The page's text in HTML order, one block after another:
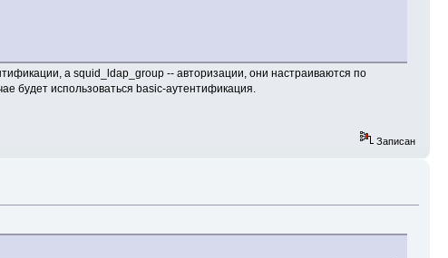
а squid_ldap_group -- авторизации, они настраиваются по
будет использоваться basic-аутентификация.
Записан